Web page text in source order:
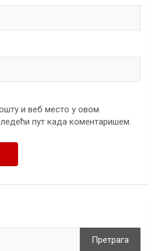
и веб место у овом
пут када коментаришем.
Претрага